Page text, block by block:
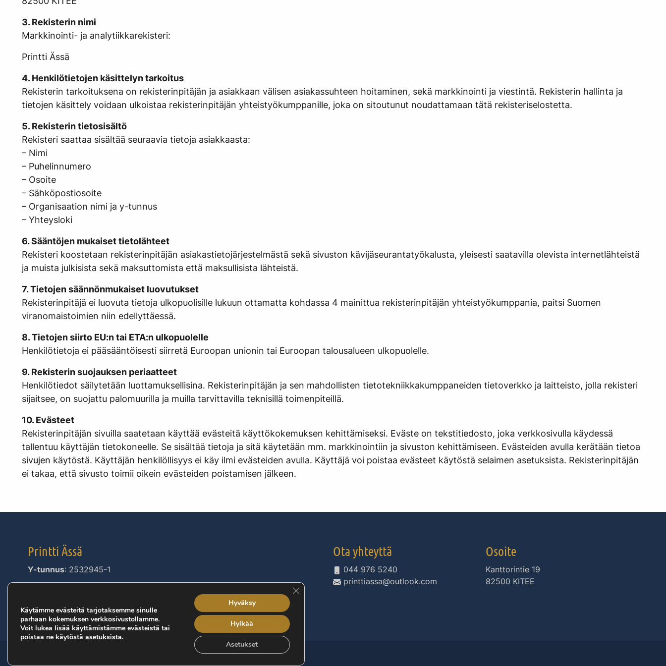
3. Rekisterin nimi
Markkinointi- ja analytiikkarekisteri:
Printti Ässä
4. Henkilötietojen käsittelyn tarkoitus
Rekisterin tarkoituksena on rekisterinpitäjän ja asiakkaan välisen asiakassuhteen hoitaminen, sekä markkinointi ja viestintä. Rekisterin hallinta ja
tietojen käsittely voidaan ulkoistaa rekisterinpitäjän yhteistyökumppanille, joka on sitoutunut noudattamaan tätä rekisteriselostetta.
5. Rekisterin tietosisältö
Rekisteri saattaa sisältää seuraavia tietoja asiakkaasta:
– Nimi
– Puhelinnumero
– Osoite
– Sähköpostiosoite
– Organisaation nimi ja y-tunnus
– Yhteysloki
6. Sääntöjen mukaiset tietolähteet
Rekisteri koostetaan rekisterinpitäjän asiakastietojärjestelmästä sekä sivuston kävijäseurantatyökalusta, yleisesti saatavilla olevista internetlähteistä
ja muista julkisista sekä maksuttomista että maksullisista lähteistä.
7. Tietojen säännönmukaiset luovutukset
Rekisterinpitäjä ei luovuta tietoja ulkopuolisille lukuun ottamatta kohdassa 4 mainittua rekisterinpitäjän yhteistyökumppania, paitsi Suomen
viranomaistoimien niin edellyttäessä.
8. Tietojen siirto EU:n tai ETA:n ulkopuolelle
Henkilötietoja ei pääsääntöisesti siirretä Euroopan unionin tai Euroopan talousalueen ulkopuolelle.
9. Rekisterin suojauksen periaatteet
Henkilötiedot säilytetään luottamuksellisina. Rekisterinpitäjän ja sen mahdollisten tietotekniikkakumppaneiden tietoverkko ja laitteisto, jolla rekisteri
sijaitsee, on suojattu palomuurilla ja muilla tarvittavilla teknisillä toimenpiteillä.
10. Evästeet
Rekisterinpitäjän sivuilla saatetaan käyttää evästeitä käyttökokemuksen kehittämiseksi. Eväste on tekstitiedosto, joka verkkosivulla käydessä
tallentuu käyttäjän tietokoneelle. Se sisältää tietoja ja sitä käytetään mm. markkinointiin ja sivuston kehittämiseen. Evästeiden avulla kerätään tietoa
sivujen käytöstä. Käyttäjän henkilöllisyys ei käy ilmi evästeiden avulla. Käyttäjä voi poistaa evästeet käytöstä selaimen asetuksista. Rekisterinpitäjän
ei takaa, että sivusto toimii oikein evästeiden poistamisen jälkeen.
Printti Ässä
Y-tunnus: 2532945-1
Ota yhteyttä
044 976 5240
printtiassa@outlook.com
Osoite
Kanttorintie 19
82500 KITEE
Käytämme evästeitä tarjotaksemme sinulle
parhaan kokemuksen verkkosivustollamme.
Voit lukea lisää käyttämistämme evästeistä tai
poistaa ne käytöstä asetuksista.
Hyväksy
Hylkää
Asetukset
Sulje evästebanneri